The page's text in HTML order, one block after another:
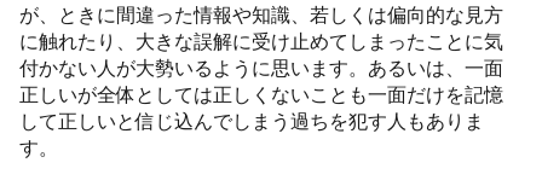
が、ときに間違った情報や知識、若しくは偏向的な見方
に触れたり、大きな誤解に受け止めてしまったことに気
付かない人が大勢いるように思います。あるいは、一面
正しいが全体としては正しくないことも一面だけを記憶
して正しいと信じ込んでしまう過ちを犯す人もありま
す。